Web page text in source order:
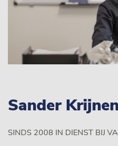
Sander Krijnen
SINDS 2008 IN DIENST BIJ